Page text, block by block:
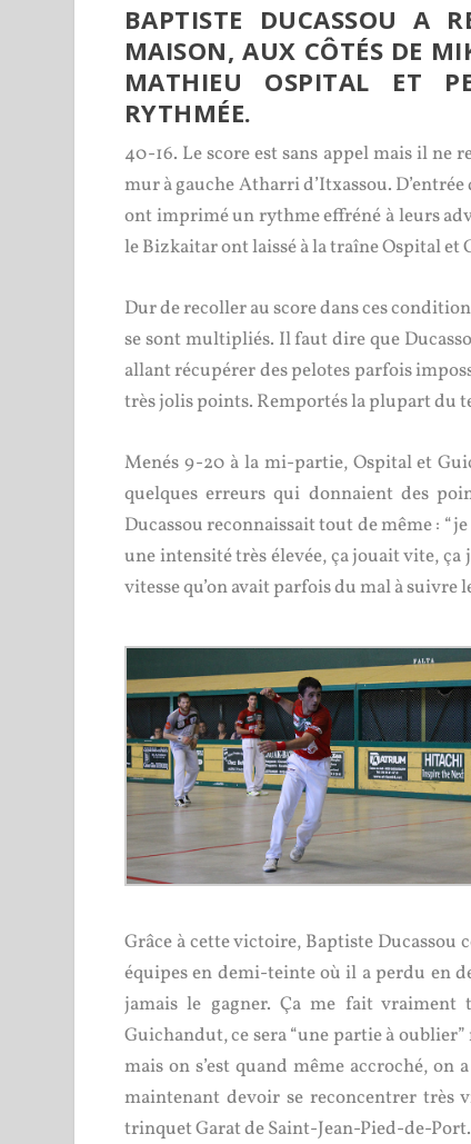
BAPTISTE DUCASSOU A
MAISON, AUX CÔTÉS DE
MATHIEU OSPITAL ET
RYTHMÉE.
40-16. Le score est sans appel mais il ne
mur à gauche Atharri d’Itxassou.
ont imprimé un rythme effréné à leurs
le Bizkaitar ont laissé à la traîne Ospital
Dur de recoller au score dans ces
se sont multipliés. Il faut dire que
allant récupérer des pelotes parfois
très jolis points. Remportés la plupart du
Menés 9-20 à la mi-partie, Ospital et
quelques erreurs qui donnaient des
Ducassou reconnaissait tout de même :
une intensité très élevée, ça jouait vite, ça
vitesse qu’on avait parfois du mal à suivre
Grâce à cette victoire, Baptiste Ducassou
équipes en demi-teinte où il a perdu en
jamais le gagner. Ça me fait
Guichandut, ce sera “une partie à
mais on s’est quand même accroché, on
maintenant devoir se reconcentrer très
trinquet Garat de Saint-Jean-Pied-de-Port.